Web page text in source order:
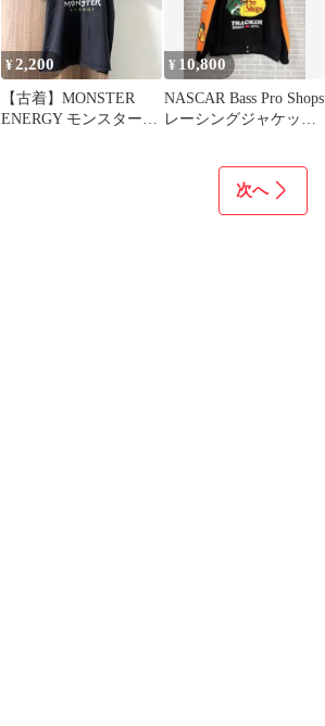
¥2,200
【古着】MONSTER
ENERGY モンスターロ
¥ 10,800
NASCAR Bass Pro Shops
レーシングジャケット
次へ